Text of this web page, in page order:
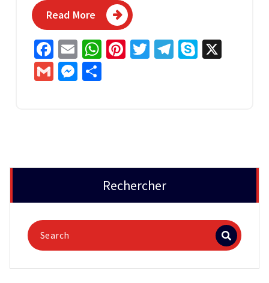
Read More
Facebook
EmailWhatsApp
Pinterest
Twitter
Telegram
Skype
GmailMessenger
Rechercher